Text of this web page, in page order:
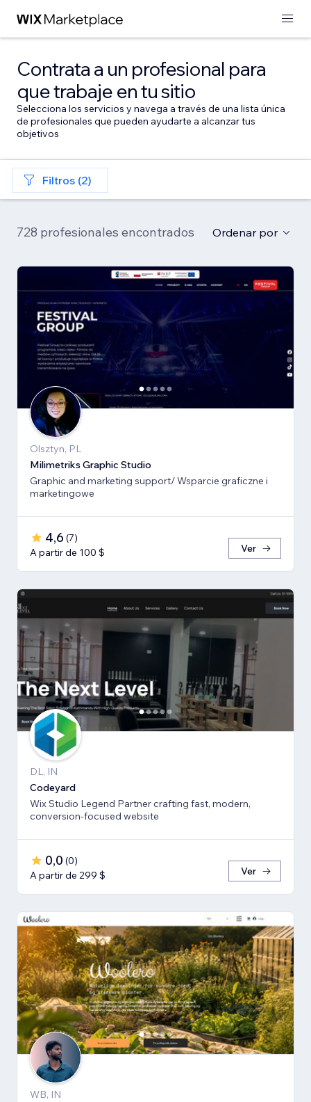
Contrata a un profesional para
que trabaje en tu sitio
Selecciona los servicios y navega a través de una lista única
de profesionales que pueden ayudarte a alcanzar tus
objetivos
Filtros (2)
728 profesionales encontrados Ordenar por
Olsztyn, PL
Milimetriks Graphic Studio
Graphic and marketing support/ Wsparcie graficzne i
marketingowe
4,6 (7)
A partir de 100 $
Ver
DL, IN
Codeyard
Wix Studio Legend Partner crafting fast, modern,
conversion-focused website
0,0 (0)
A partir de 299 $
Ver
WB, IN